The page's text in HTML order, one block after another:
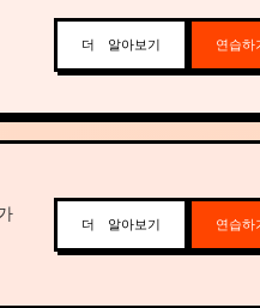
더 알아보기 연습하
더 알아보기 연습하